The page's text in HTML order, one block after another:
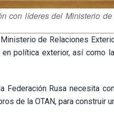
con líderes del Ministerio
de Relaciones
política exterior, así como
Federación Rusa necesita
de la OTAN, para construir